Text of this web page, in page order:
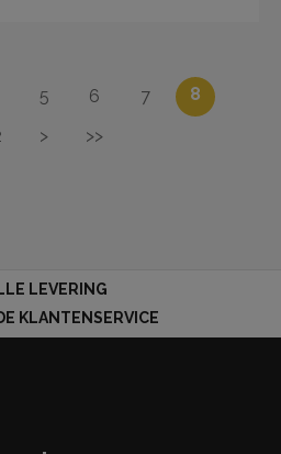
5 6 7
8
> >>
LEVERING
KLANTENSERVICE